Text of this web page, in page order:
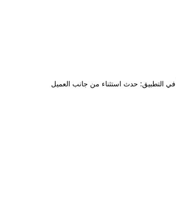
التطبيق: حدث استثناء من جانب العميل